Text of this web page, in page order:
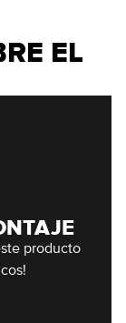
EL
producto